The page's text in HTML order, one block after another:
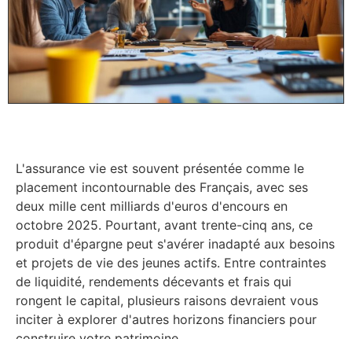
L'assurance vie est souvent présentée comme le
placement incontournable des Français, avec ses
deux mille cent milliards d'euros d'encours en
octobre 2025. Pourtant, avant trente-cinq ans, ce
produit d'épargne peut s'avérer inadapté aux besoins
et projets de vie des jeunes actifs. Entre contraintes
de liquidité, rendements décevants et frais qui
rongent le capital, plusieurs raisons devraient vous
inciter à explorer d'autres horizons financiers pour